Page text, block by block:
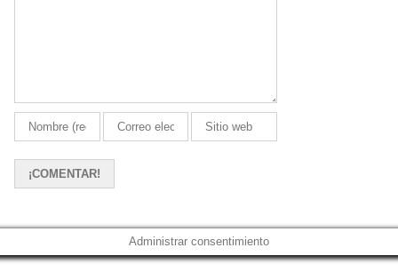
Administrar consentimiento